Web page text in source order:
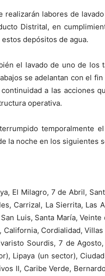
realizarán labores de
Distrital, en
depósitos de agua.
el lavado de uno de los
se adelantan con el
a las acciones
operativa.
temporalmente
la noche en los siguientes
El Milagro, 7 de Abril,
Carrizal, La Sierrita, Las
Luis, Santa María,
California, Cordialidad,
Sourdis, 7 de
Lipaya (un sector),
II, Caribe Verde,